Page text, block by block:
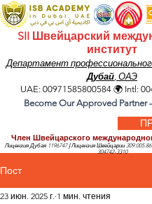
SII Швейцарский
институт
Департамент
Дубай, ОАЭ
Член Швейцарского
Лицензия Дубая 1196747 |Лицензия Швейцарии
304742-3310
UAE: 00971585800584🌍 Intl:
Become Our Approved Partner
Пост
23 июн. 2025 г. 1 мин. чтения